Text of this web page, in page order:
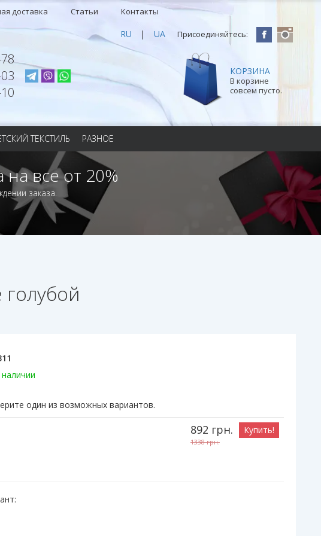
доставка Статьи Контакты
RU | UA Присоединяйтесь:
КОРЗИНА
В корзине
совсем пусто.
ТЕКСТИЛЬ РАЗНОЕ
все от 20%
заказа.
один из возможных вариантов.
892 грн.
1338грн.
Купить!